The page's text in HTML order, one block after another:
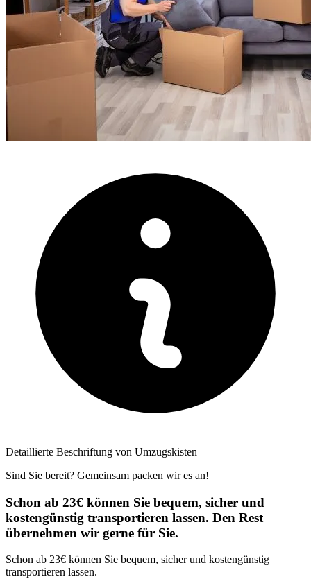
Detaillierte Beschriftung von Umzugskisten
Sind Sie bereit? Gemeinsam packen wir es an!
Schon ab 23€ können Sie bequem, sicher und
kostengünstig transportieren lassen. Den Rest
übernehmen wir gerne für Sie.
Schon ab 23€ können Sie bequem, sicher und kostengünstig
transportieren lassen.